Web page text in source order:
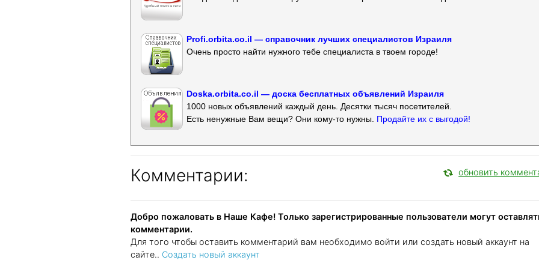
Profi.orbita.co.il — справочник лучших специалистов Израиля
Очень просто найти нужного тебе специалиста в твоем городе!
Doska.orbita.co.il — доска бесплатных объявлений Израиля
1000 новых объявлений каждый день. Десятки тысяч посетителей.
Есть ненужные Вам вещи? Они кому-то нужны. Продайте их с выгодой!
Комментарии: обновить
Добро пожаловать в Наше Кафе! Только зарегистрированные пользователи могут
комментарии.
Для того чтобы оставить комментарий вам необходимо войти или создать новый аккаунт на
сайте.. Создать новый аккаунт